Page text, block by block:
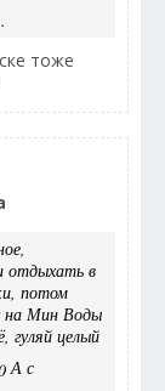
тоже
отдыхать в
потом
на Мин Воды
гуляй целый
А с